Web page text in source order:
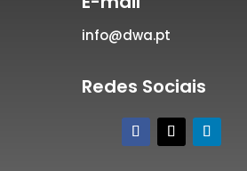
info@dwa.pt
Redes Sociais